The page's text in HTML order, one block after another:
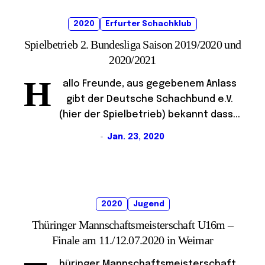
2020 Erfurter Schachklub
Spielbetrieb 2. Bundesliga Saison 2019/2020 und
2020/2021
H
allo Freunde, aus gegebenem Anlass
gibt der Deutsche Schachbund e.V.
(hier der Spielbetrieb) bekannt dass...
Jan. 23, 2020
2020 Jugend
Thüringer Mannschaftsmeisterschaft U16m –
Finale am 11./12.07.2020 in Weimar